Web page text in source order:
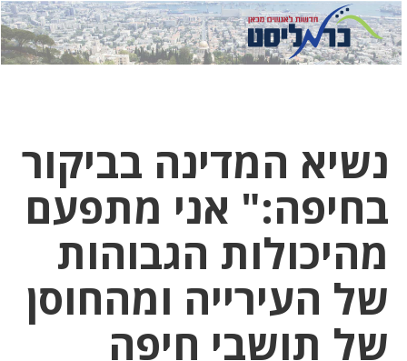
לחץ
כאן
לחץ
כדי
נשיא המדינה בביקור
בחיפה:" אני מתפעם
מהיכולות הגבוהות
של העירייה ומהחוסן
של תושבי חיפה